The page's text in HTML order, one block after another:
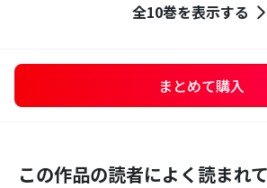
全10巻を表示する
まとめて購入
この作品の読者によく読まれ